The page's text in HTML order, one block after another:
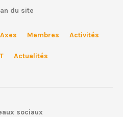
du site
Axes Membres Activités
Actualités
sociaux